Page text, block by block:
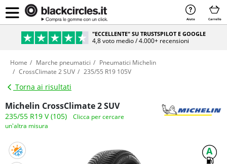
Aiuto Carrello
"ECCELLENTE" SU TRUSTSPILOT E GOOGLE
4,8 voto medio / 4.000+ recensioni
Home Marche pneumatici
Pneumatici Michelin
CrossClimate 2 SUV
235/55 R19 105V
Torna ai risultati
Michelin CrossClimate 2 SUV
235/55 R19 V (105)
Clicca per cercare
un'altra misura
A